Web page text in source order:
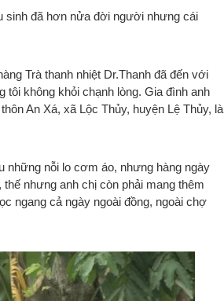
sinh đã hơn nửa đời người nhưng cái
Trà thanh nhiệt Dr.Thanh đã đến với
không khỏi chạnh lòng. Gia đình anh
An Xá, xã Lộc Thủy, huyện Lệ Thủy, là
những nỗi lo cơm áo, nhưng hàng ngày
nhưng anh chị còn phải mang thêm
ngang cả ngày ngoài đồng, ngoài chợ